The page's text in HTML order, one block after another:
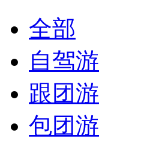
全部
自驾游
跟团游
包团游